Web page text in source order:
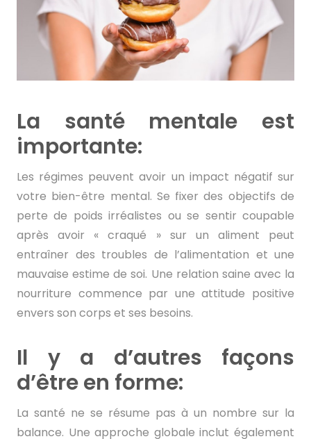
La santé mentale est
importante:
Les régimes peuvent avoir un impact négatif sur
votre bien-être mental. Se fixer des objectifs de
perte de poids irréalistes ou se sentir coupable
après avoir « craqué » sur un aliment peut
entraîner des troubles de l’alimentation et une
mauvaise estime de soi. Une relation saine avec la
nourriture commence par une attitude positive
envers son corps et ses besoins.
Il y a d’autres façons
d’être en forme:
La santé ne se résume pas à un nombre sur la
balance. Une approche globale inclut également